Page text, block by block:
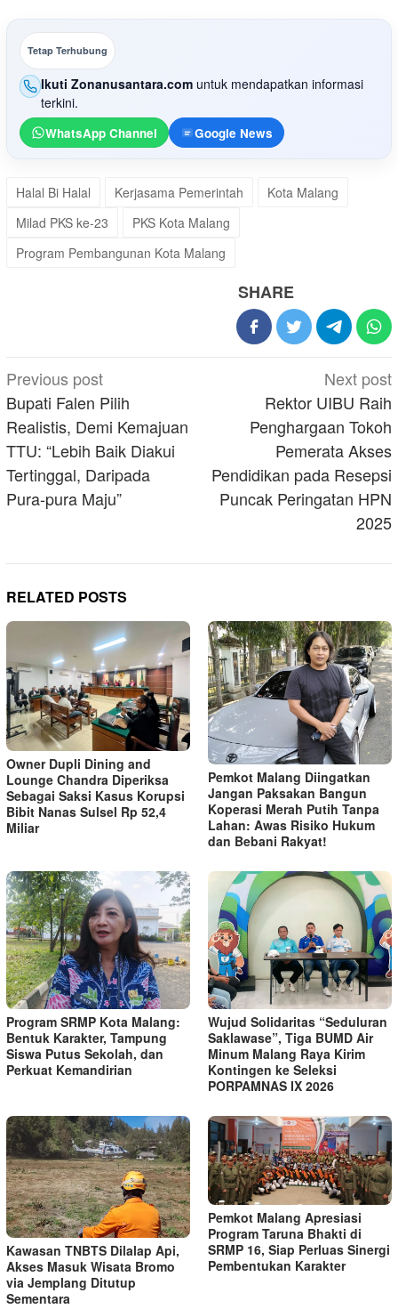
Tetap Terhubung
Ikuti Zonanusantara.com untuk mendapatkan informasi
terkini.
WhatsApp Channel Google News
Halal Bi Halal Kerjasama Pemerintah
Kota Malang
Milad PKS ke-23
PKS Kota Malang
Program Pembangunan Kota Malang
SHARE
Post
navigation
Previous post
Bupati Falen Pilih
Realistis, Demi Kemajuan
TTU: “Lebih Baik Diakui
Tertinggal, Daripada
Pura-pura Maju”
Next post
Rektor UIBU Raih
Penghargaan Tokoh
Pemerata Akses
Pendidikan pada Resepsi
Puncak Peringatan HPN
2025
RELATED POSTS
Owner Dupli Dining and
Lounge Chandra Diperiksa
Sebagai Saksi Kasus Korupsi
Bibit Nanas Sulsel Rp 52,4
Miliar
Pemkot Malang Diingatkan
Jangan Paksakan Bangun
Koperasi Merah Putih Tanpa
Lahan: Awas Risiko Hukum
dan Bebani Rakyat!
Program SRMP Kota Malang:
Bentuk Karakter, Tampung
Siswa Putus Sekolah, dan
Perkuat Kemandirian
Wujud Solidaritas “Seduluran
Saklawase”, Tiga BUMD Air
Minum Malang Raya Kirim
Kontingen ke Seleksi
PORPAMNAS IX 2026
Kawasan TNBTS Dilalap Api,
Akses Masuk Wisata Bromo
via Jemplang Ditutup
Sementara
Pemkot Malang Apresiasi
Program Taruna Bhakti di
SRMP 16, Siap Perluas Sinergi
Pembentukan Karakter